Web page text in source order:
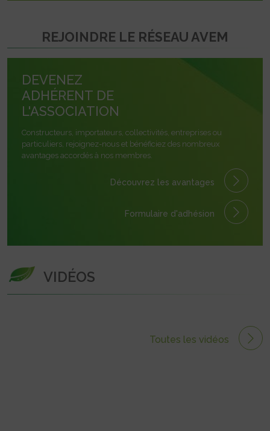
REJOINDRE LE RÉSEAU AVEM
DEVENEZ
ADHÉRENT DE
L'ASSOCIATION
Constructeurs, importateurs, collectivités, entreprises ou
particuliers, rejoignez-nous et bénéficiez des nombreux
avantages accordés à nos membres.
Découvrez les avantages
Formulaire d'adhésion
VIDÉOS
Toutes les vidéos